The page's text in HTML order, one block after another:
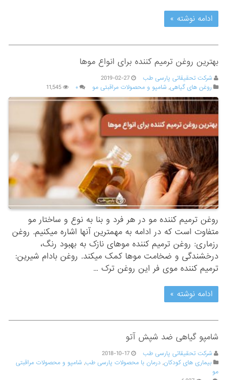
ادامه نوشته »
بهترین روغن ترمیم کننده برای انواع موها
شرکت تحقیقاتی پارسی طب
2019-02-27
روغن های گیاهی,شامپو و محصولات مراقبتی مو ۰ 11,545
روغن ترمیم کننده مو در هر فرد و بنا به نوع و ساختار مو
متفاوت است که در ادامه به مهمترین آنها اشاره میکنیم. روغن
رزماری: روغن ترمیم کننده موهای نازک به بهبود رنگ،
درخشندگی و ضخامت موها کمک میکند. روغن بادام شیرین:
ترمیم کننده موی فر این روغن ترک …
ادامه نوشته »
شامپو گیاهی ضد شپش آتو
شرکت تحقیقاتی پارسی طب
2018-10-17
بیماری های کودکان,درمان با محصولات پارسی طب,شامپو و محصولات مراقبتی
مو